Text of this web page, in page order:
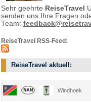
Sehr geehrte ReiseTravel
senden uns Ihre Fragen
Team:
ReiseTravel RSS-Feed:
ReiseTravel aktuell:
Windhoek